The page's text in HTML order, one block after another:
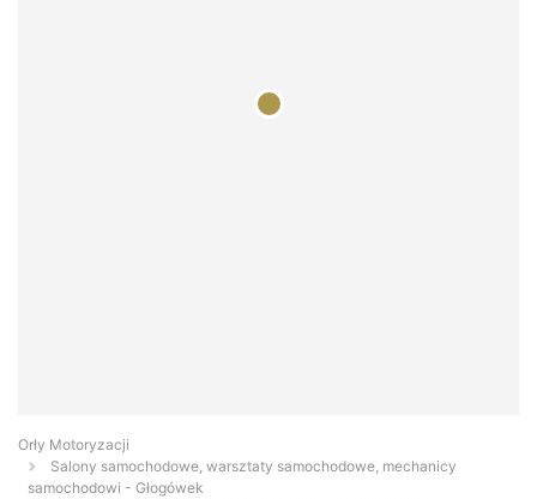
Orły Motoryzacji
Salony samochodowe, warsztaty samochodowe, mechanicy
samochodowi - Głogówek